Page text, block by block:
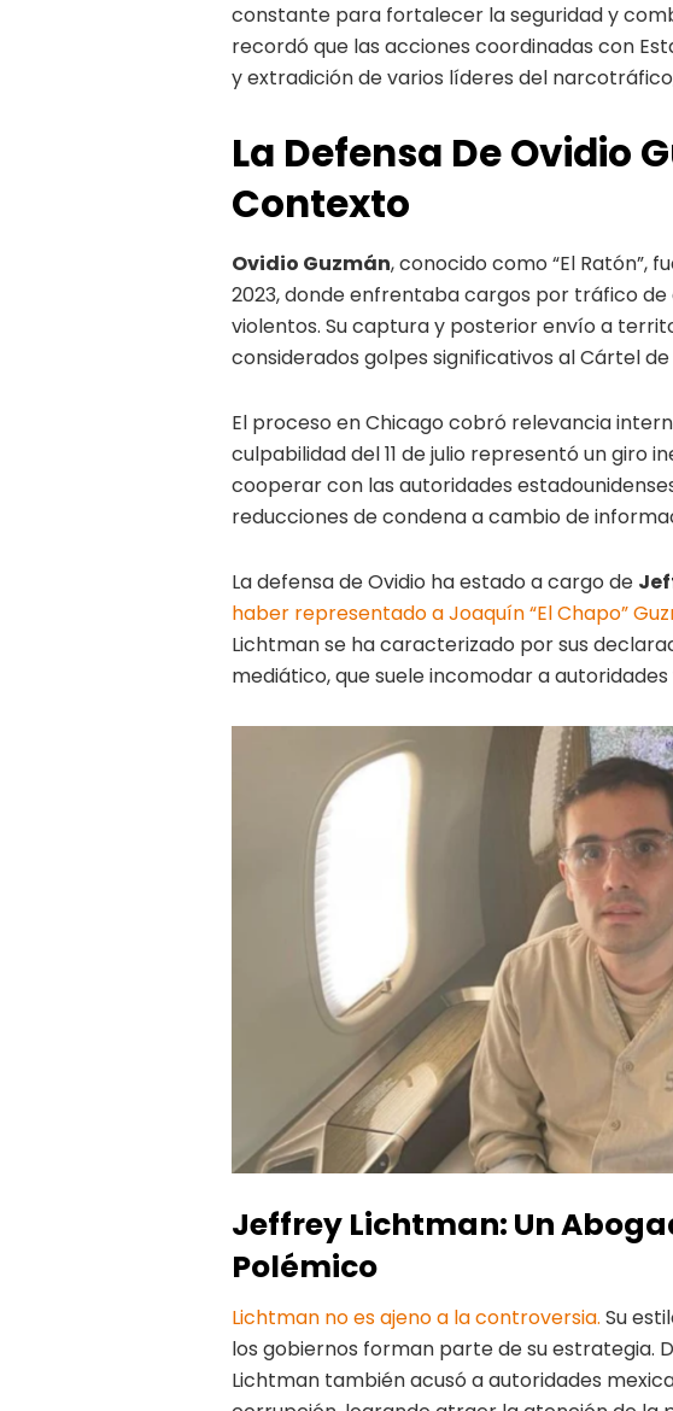
constante para fortalecer la seguridad y
recordó que las acciones coordinadas con
y extradición de varios líderes del
La Defensa De Ovidio
Contexto
Ovidio Guzmán, conocido como “El Ratón”,
2023, donde enfrentaba cargos por tráfico de
violentos. Su captura y posterior envío a
considerados golpes significativos al Cártel de
El proceso en Chicago cobró relevancia
culpabilidad del 11 de julio representó un giro
cooperar con las autoridades
reducciones de condena a cambio de
La defensa de Ovidio ha estado a cargo de
haber representado a Joaquín “El Chapo”
Lichtman se ha caracterizado por sus
mediático, que suele incomodar a autoridades
Jeffrey Lichtman: Un
Polémico
Lichtman no es ajeno a la controversia. Su
los gobiernos forman parte de su estrategia.
Lichtman también acusó a autoridades